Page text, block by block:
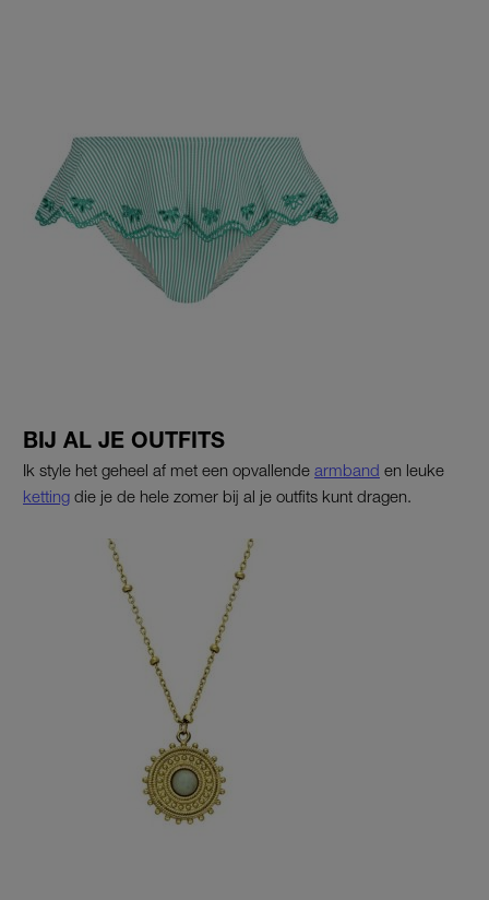
BIJ AL JE OUTFITS
Ik style het geheel af met een opvallende armband en leuke
ketting die je de hele zomer bij al je outfits kunt dragen.